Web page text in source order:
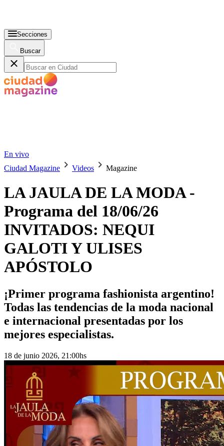
Secciones
Buscar
En vivo
Ciudad Magazine
Videos Magazine
LA JAULA DE LA MODA -
Programa del 18/06/26
INVITADOS: NEQUI
GALOTI Y ULISES
APÓSTOLO
¡Primer programa fashionista argentino!
Todas las tendencias de la moda nacional
e internacional presentadas por los
mejores especialistas.
18 de junio 2026, 21:00hs